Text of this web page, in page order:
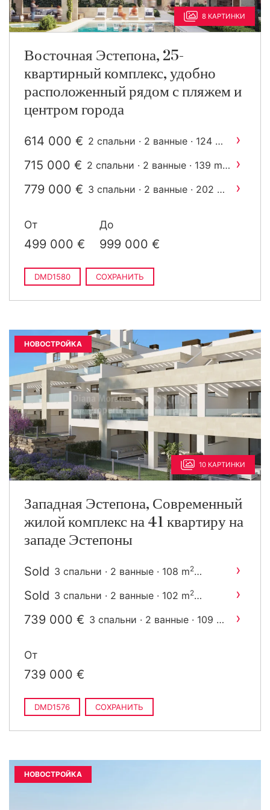
8 КАРТИНКИ
Восточная Эстепона, 25-
квартирный комплекс, удобно
расположенный рядом с пляжем и
центром города
614 000 € 2 спальни · 2 ванные · 124 m ›
715 000 € 2 спальни · 2 ванные · 139 m ›
779 000 € 3 спальни · 2 ванные · 202 m ›
От
499 000 €
До
999 000 €
DMD1580 СОХРАНИТЬ
НОВОСТРОЙКА
10 КАРТИНКИ
Западная Эстепона, Современный
жилой комплекс на 41 квартиру на
западе Эстепоны
Sold 3 спальни · 2 ванные · 108 m2 ›
Sold 3 спальни · 2 ванные · 102 m2 ›
739 000 € 3 спальни · 2 ванные · 109 m ›
От
739 000 €
DMD1576 СОХРАНИТЬ
НОВОСТРОЙКА